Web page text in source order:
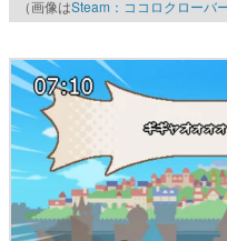
（画像はSteam：ココロクローバ